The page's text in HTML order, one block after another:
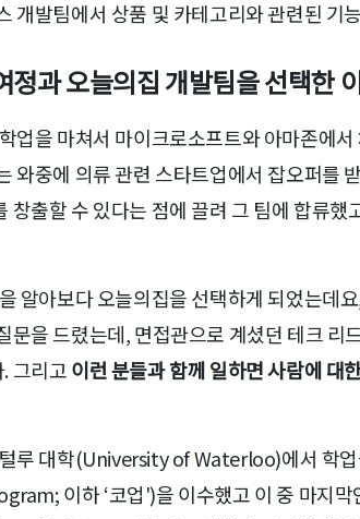
개발팀에서 상품 및 카테고리와 관련된 기
정과 오늘의집 개발팀을 선택한
업을 마쳐서 마이크로소프트와 아마존에
와중에 의류 관련 스타트업에서 잡오퍼를
창출할 수 있다는 점에 끌려 그 팀에 합류
알아보다 오늘의집을 선택하게 되었는데
문을 드렸는데, 면접관으로 계셨던 테크 리
그리고이런 분들과 함께 일하면 사람에 대
루 대학(University of Waterloo)에서 학업
이하 ‘코업')을 이수했고 이 중 마지막